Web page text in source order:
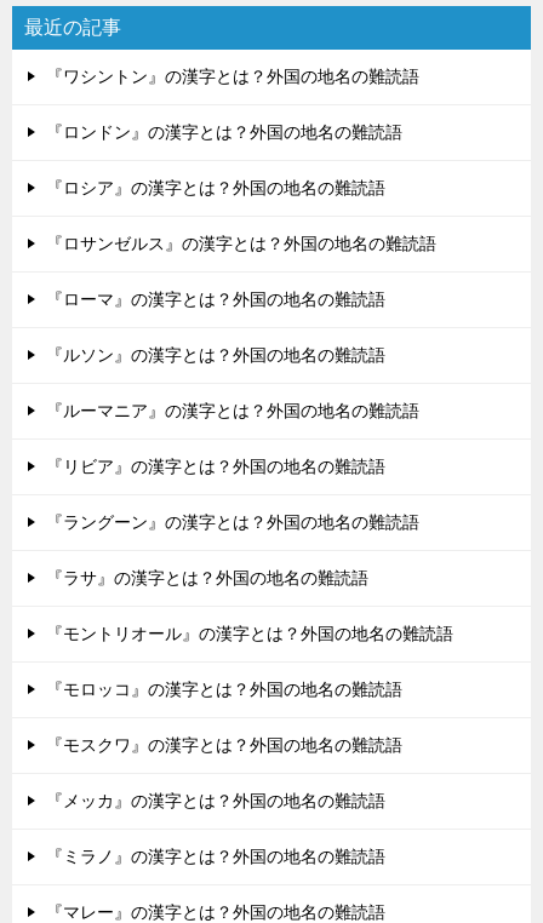
最近の記事
『ワシントン』の漢字とは？外国の地名の難読語
『ロンドン』の漢字とは？外国の地名の難読語
『ロシア』の漢字とは？外国の地名の難読語
『ロサンゼルス』の漢字とは？外国の地名の難読語
『ローマ』の漢字とは？外国の地名の難読語
『ルソン』の漢字とは？外国の地名の難読語
『ルーマニア』の漢字とは？外国の地名の難読語
『リビア』の漢字とは？外国の地名の難読語
『ラングーン』の漢字とは？外国の地名の難読語
『ラサ』の漢字とは？外国の地名の難読語
『モントリオール』の漢字とは？外国の地名の難読語
『モロッコ』の漢字とは？外国の地名の難読語
『モスクワ』の漢字とは？外国の地名の難読語
『メッカ』の漢字とは？外国の地名の難読語
『ミラノ』の漢字とは？外国の地名の難読語
『マレー』の漢字とは？外国の地名の難読語